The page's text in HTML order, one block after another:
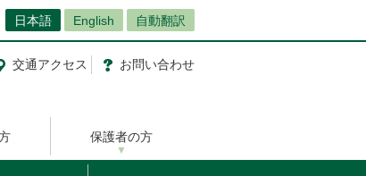
日本語 English 自動翻訳
交通アクセス お問い合わせ
保護者の方